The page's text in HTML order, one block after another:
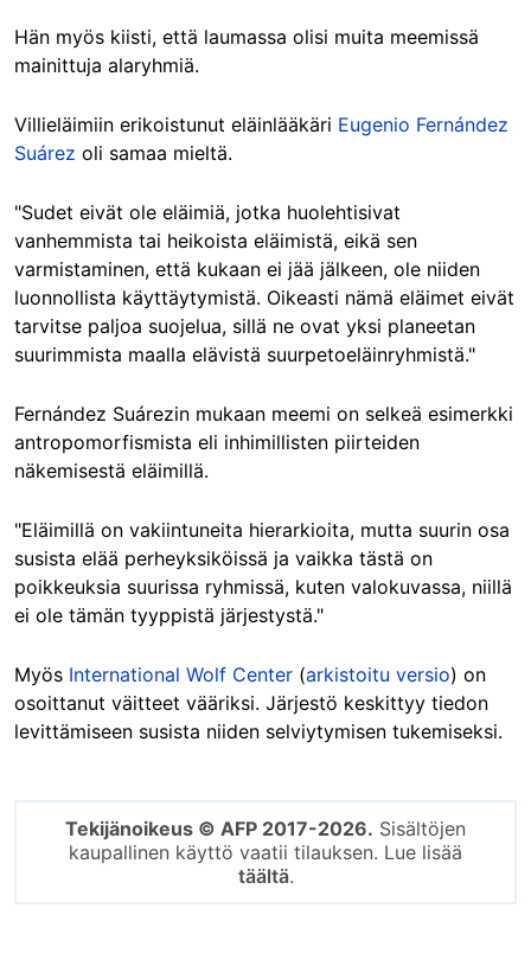
Hän myös kiisti, että laumassa olisi muita meemissä
mainittuja alaryhmiä.
Villieläimiin erikoistunut eläinlääkäri Eugenio Fernández
Suárez oli samaa mieltä.
"Sudet eivät ole eläimiä, jotka huolehtisivat
vanhemmista tai heikoista eläimistä, eikä sen
varmistaminen, että kukaan ei jää jälkeen, ole niiden
luonnollista käyttäytymistä. Oikeasti nämä eläimet eivät
tarvitse paljoa suojelua, sillä ne ovat yksi planeetan
suurimmista maalla elävistä suurpetoeläinryhmistä."
Fernández Suárezin mukaan meemi on selkeä esimerkki
antropomorfismista eli inhimillisten piirteiden
näkemisestä eläimillä.
"Eläimillä on vakiintuneita hierarkioita, mutta suurin osa
susista elää perheyksiköissä ja vaikka tästä on
poikkeuksia suurissa ryhmissä, kuten valokuvassa, niillä
ei ole tämän tyyppistä järjestystä."
Myös International Wolf Center (arkistoitu versio) on
osoittanut väitteet vääriksi. Järjestö keskittyy tiedon
levittämiseen susista niiden selviytymisen tukemiseksi.
Tekijänoikeus © AFP 2017-2026. Sisältöjen
kaupallinen käyttö vaatii tilauksen. Lue lisää
täältä.